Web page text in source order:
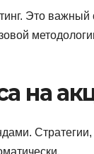
Это
на
Стратегии,